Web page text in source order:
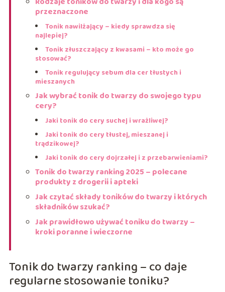
przeznaczone
Tonik nawilżający – kiedy sprawdza się
najlepiej?
Tonik złuszczający z kwasami – kto może go
stosować?
Tonik regulujący sebum dla cer tłustych i
mieszanych
Jak wybrać tonik do twarzy do swojego typu
cery?
Jaki tonik do cery suchej i wrażliwej?
Jaki tonik do cery tłustej, mieszanej i
trądzikowej?
Jaki tonik do cery dojrzałej i z przebarwieniami?
Tonik do twarzy ranking 2025 – polecane
produkty z drogerii i apteki
Jak czytać składy toników do twarzy i których
składników szukać?
Jak prawidłowo używać toniku do twarzy –
kroki poranne i wieczorne
Tonik do twarzy ranking – co daje
regularne stosowanie toniku?